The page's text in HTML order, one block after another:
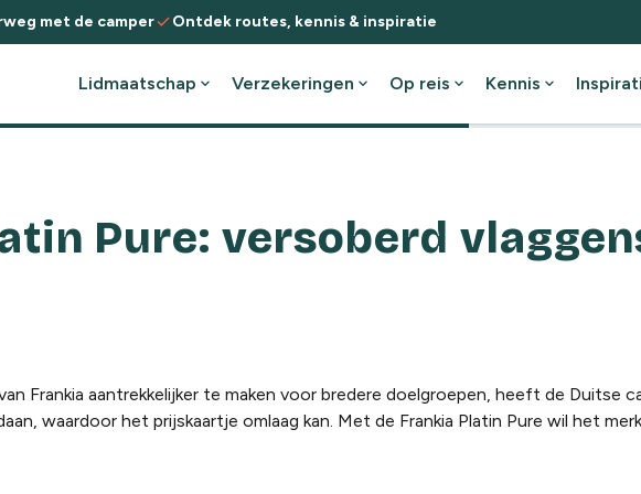
met de campercheckOntdek routes, kennis & inspiratie
Lidmaatschap expand_more Verzekeringen expand_more Op reis expand_more Kennis expand_more
Pure: versoberd
Frankia aantrekkelijker te maken voor bredere doelgroepen, heeft de Duitse
waardoor het prijskaartje omlaag kan. Met de Frankia Platin Pure wil het